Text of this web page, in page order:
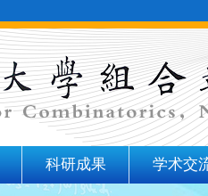
科研成果 学术交